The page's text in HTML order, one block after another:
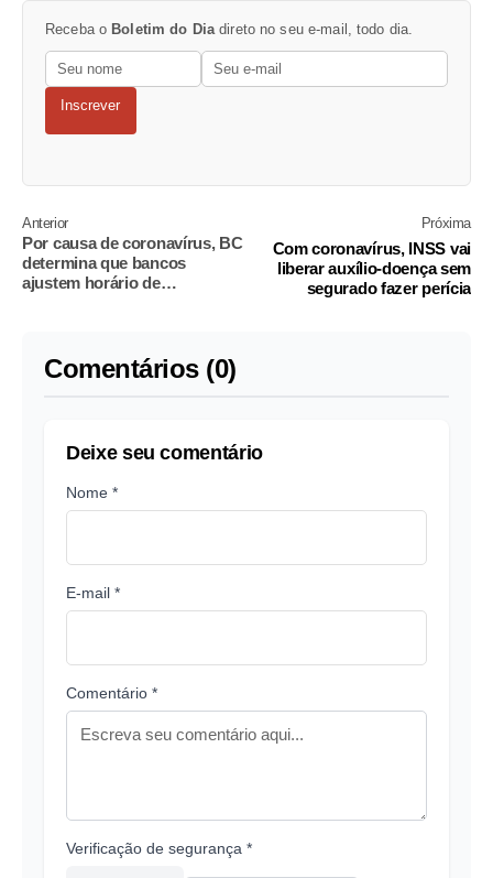
Receba o Boletim do Diadireto no seu e-mail, todo dia.
Inscrever
Anterior
Por causa de coronavírus, BC
determina que bancos
ajustem horário de
Próxima
Com coronavírus, INSS vai
liberar auxílio-doença sem
segurado fazer perícia
Comentários (0)
Deixe seu comentário
Nome *
E-mail *
Comentário *
Verificação de segurança *